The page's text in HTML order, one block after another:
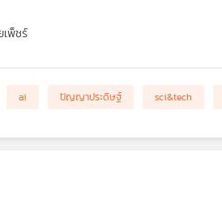
พ็ชร์
ai ปัญญาประดิษฐ์ sci&tech